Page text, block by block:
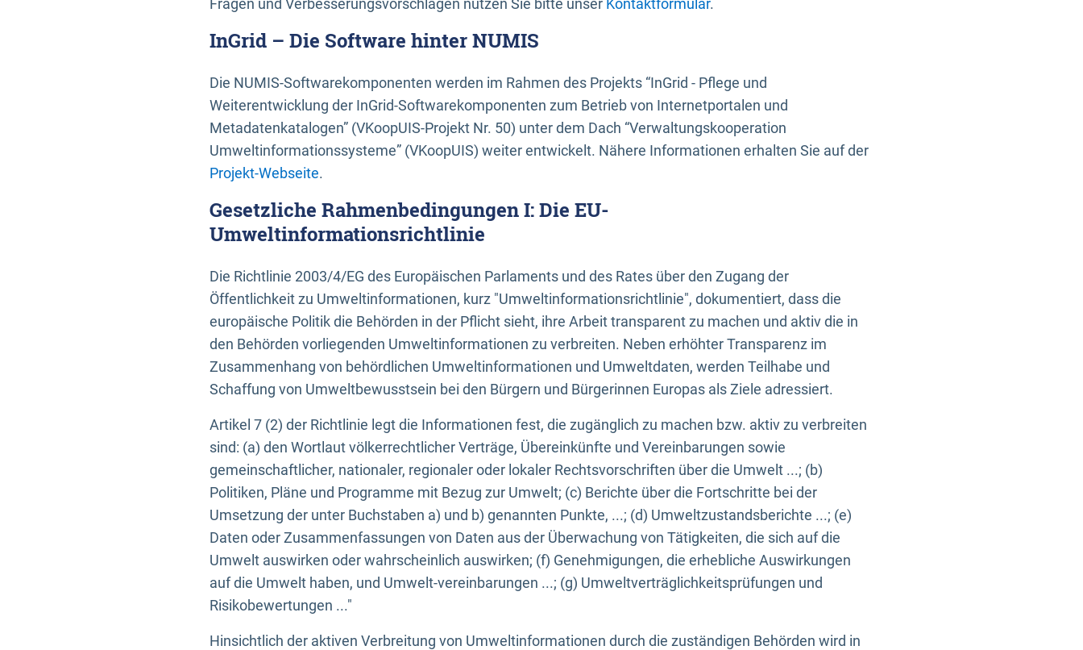
Fragen und Verbesserungsvorschlägen nutzen Sie bitte unser Kontaktformular.
InGrid – Die Software hinter NUMIS
Die NUMIS-Softwarekomponenten werden im Rahmen des Projekts “InGrid - Pflege und
Weiterentwicklung der InGrid-Softwarekomponenten zum Betrieb von Internetportalen und
Metadatenkatalogen” (VKoopUIS-Projekt Nr. 50) unter dem Dach “Verwaltungskooperation
Umweltinformationssysteme” (VKoopUIS) weiter entwickelt. Nähere Informationen erhalten Sie auf der
Projekt-Webseite.
Gesetzliche Rahmenbedingungen I: Die EU-
Umweltinformationsrichtlinie
Die Richtlinie 2003/4/EG des Europäischen Parlaments und des Rates über den Zugang der
Öffentlichkeit zu Umweltinformationen, kurz "Umweltinformationsrichtlinie", dokumentiert, dass die
europäische Politik die Behörden in der Pflicht sieht, ihre Arbeit transparent zu machen und aktiv die in
den Behörden vorliegenden Umweltinformationen zu verbreiten. Neben erhöhter Transparenz im
Zusammenhang von behördlichen Umweltinformationen und Umweltdaten, werden Teilhabe und
Schaffung von Umweltbewusstsein bei den Bürgern und Bürgerinnen Europas als Ziele adressiert.
Artikel 7 (2) der Richtlinie legt die Informationen fest, die zugänglich zu machen bzw. aktiv zu verbreiten
sind: (a) den Wortlaut völkerrechtlicher Verträge, Übereinkünfte und Vereinbarungen sowie
gemeinschaftlicher, nationaler, regionaler oder lokaler Rechtsvorschriften über die Umwelt ...; (b)
Politiken, Pläne und Programme mit Bezug zur Umwelt; (c) Berichte über die Fortschritte bei der
Umsetzung der unter Buchstaben a) und b) genannten Punkte, ...; (d) Umweltzustandsberichte ...; (e)
Daten oder Zusammenfassungen von Daten aus der Überwachung von Tätigkeiten, die sich auf die
Umwelt auswirken oder wahrscheinlich auswirken; (f) Genehmigungen, die erhebliche Auswirkungen
auf die Umwelt haben, und Umwelt-vereinbarungen ...; (g) Umweltverträglichkeitsprüfungen und
Risikobewertungen ..."
Hinsichtlich der aktiven Verbreitung von Umweltinformationen durch die zuständigen Behörden wird in